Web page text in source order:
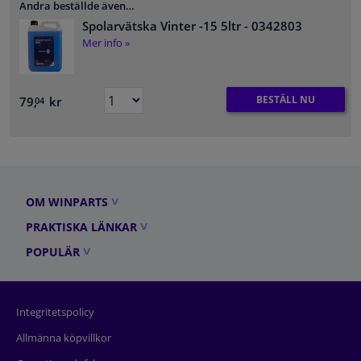
Andra beställde även…
Spolarvätska Vinter -15 5ltr - 0342803
Mer info »
79,04 kr BESTÄLL NU
OM WINPARTS
PRAKTISKA LÄNKAR
POPULÄR
Integritetspolicy
Allmänna köpvillkor